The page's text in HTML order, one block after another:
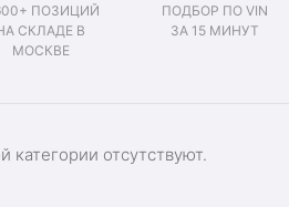
ПОЗИЦИЙ
СКЛАДЕ В
МОСКВЕ
ПОДБОР ПО VIN
ЗА 15 МИНУТ
категории отсутствуют.